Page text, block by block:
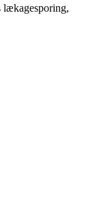
lækagesporing,